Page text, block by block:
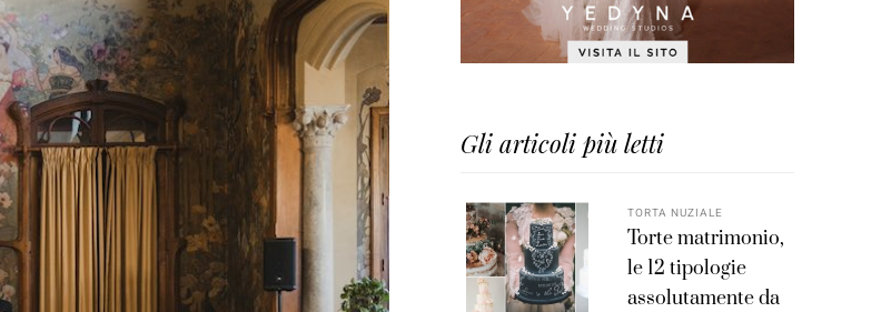
Gli articoli più letti
TORTA NUZIALE
Torte matrimonio,
le 12 tipologie
assolutamente da